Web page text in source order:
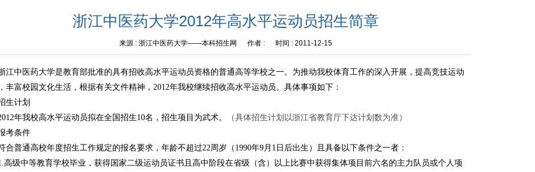
浙江中医药大学2012年高水平运动员招生简章
来源 :浙江中医药大学——本科招生网 作者 : 时间 :2011-12-15
江中医药大学是教育部批准的具有招收高水平运动员资格的普通高等学校之一。为推动我校体育工作的深入开展，提高竞技运动
丰富校园文化生活，根据有关文件精神，2012年我校继续招收高水平运动员。具体事项如下：
生计划
年我校高水平运动员拟在全国招生10名，招生项目为武术。
（具体招生计划以浙江省教育厅下达计划数为准）
考条件
普通高校年度招生工作规定的报名要求，年龄不超过22周岁（1990年9月1 日后出生）且具备以下条件之一者：
高级中等教育学校毕业，获得国家二级运动员证书且高中阶段在省级（含）以上比赛中获得集体项目前六名的主力队员或个人项